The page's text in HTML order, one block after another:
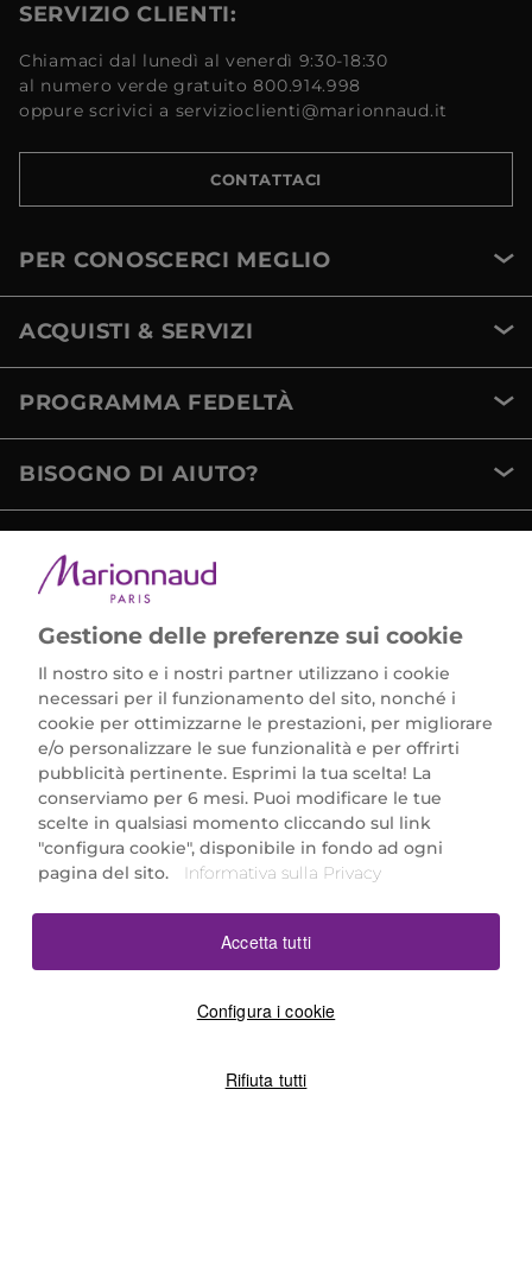
SERVIZIO CLIENTI:
Chiamaci dal lunedì al venerdì 9:30-18:30
al numero verde gratuito 800.914.998
oppure scrivici a servizioclienti@marionnaud.it
CONTATTACI
PER CONOSCERCI MEGLIO
ACQUISTI & SERVIZI
PROGRAMMA FEDELTÀ
BISOGNO DI AIUTO?
Marionnaud Parfumeries Italia S.r.l.
Largo Fiera Milano 5, 20017 Rho (MI)
REA Milano 1650024 con P.IVA 13425220152.
SCARICA LA NOSTRA APP
Gestione delle preferenze sui cookie
Il nostro sito e i nostri partner utilizzano i cookie
necessari per il funzionamento del sito, nonché i
cookie per ottimizzarne le prestazioni, per migliorare
e/o personalizzare le sue funzionalità e per offrirti
pubblicità pertinente. Esprimi la tua scelta! La
conserviamo per 6 mesi. Puoi modificare le tue
scelte in qualsiasi momento cliccando sul link
"configura cookie", disponibile in fondo ad ogni
pagina del sito.
Informativa sulla Privacy
Configura i cookie
Rifiuta tutti
Accetta tutti